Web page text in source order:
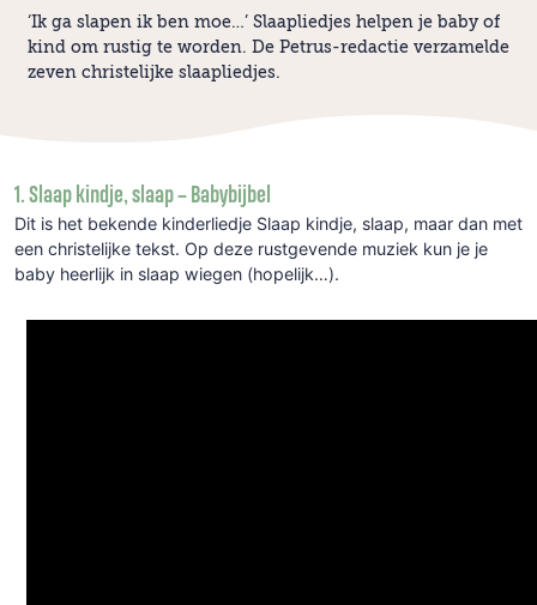
‘Ik ga slapen ik ben moe…’ Slaapliedjes helpen je baby of
kind om rustig te worden. De Petrus-redactie verzamelde
zeven christelijke slaapliedjes.
1. Slaap kindje, slaap – Babybijbel
Dit is het bekende kinderliedje Slaap kindje, slaap, maar dan met
een christelijke tekst. Op deze rustgevende muziek kun je je
baby heerlijk in slaap wiegen (hopelijk…).